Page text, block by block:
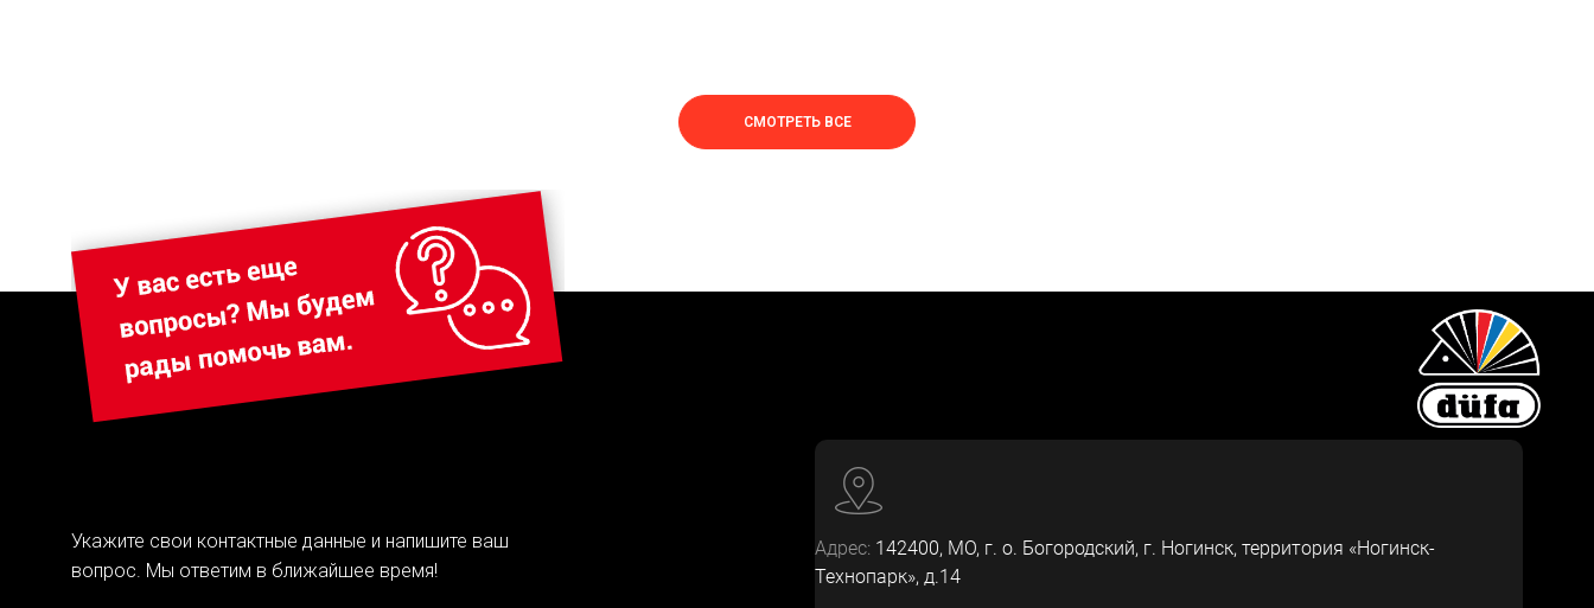
СМОТРЕТЬ ВСЕ
Укажите свои контактные данные и напишите ваш
вопрос. Мы ответим в ближайшее время!
Адрес: 142400, МО, г. о. Богородский, г. Ногинск, территория «Ногинск-
Технопарк», д.14